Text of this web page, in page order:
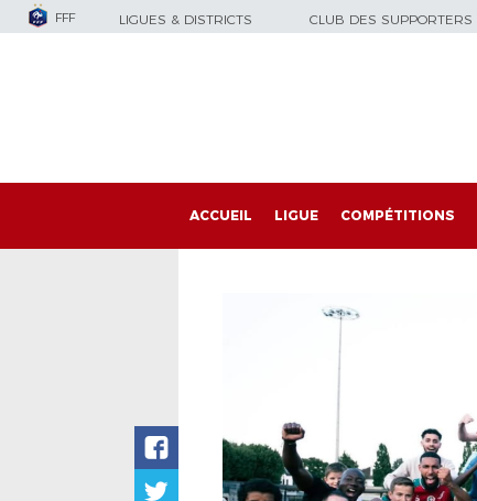
FFF LIGUES & DISTRICTS CLUB DES SUPPORTERS
ACCUEIL LIGUE COMPÉTITIONS